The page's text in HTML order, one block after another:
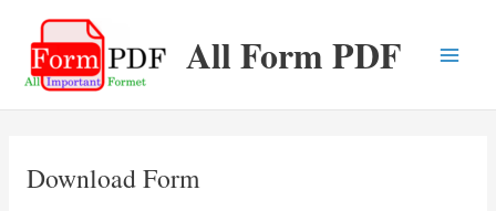
content
All Form PDF
Download Form